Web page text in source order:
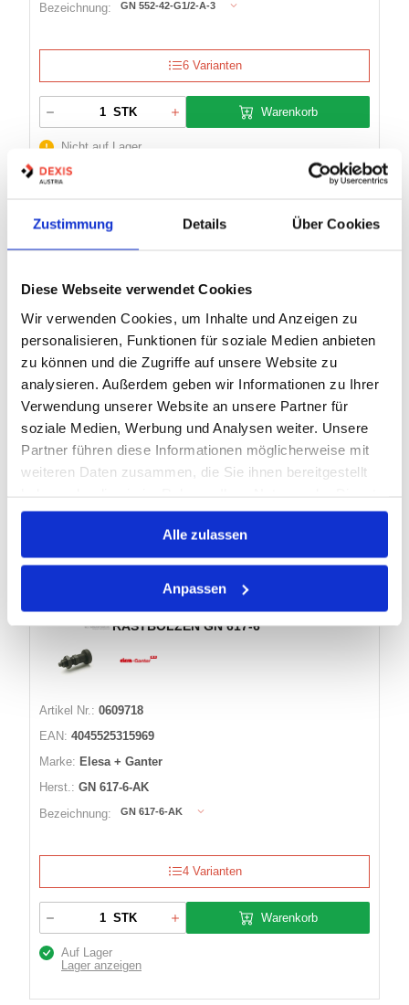
Zustimmung Details Über Cookies
Diese Webseite verwendet Cookies
Wir verwenden Cookies, um Inhalte und Anzeigen zu
personalisieren, Funktionen für soziale Medien anbieten
zu können und die Zugriffe auf unsere Website zu
analysieren. Außerdem geben wir Informationen zu Ihrer
Verwendung unserer Website an unsere Partner für
soziale Medien, Werbung und Analysen weiter. Unsere
Partner führen diese Informationen möglicherweise mit
weiteren Daten zusammen, die Sie ihnen bereitgestellt
gesammelt haben.
Alle zulassen
Anpassen
Bezeichnung: GN 552-42-G1/2-A-3
6 Varianten
STK Warenkorb
Nicht auf Lager
VERSTELLBARER KLEMMHEBEL GN
0609084
EAN: 4045525194380
Marke: Elesa + Ganter
Herst.: GN 300-78-M10-50-GR
Bezeichnung:
GN 300-78-M10-50-GR
4 Varianten
Nicht auf Lager
RASTBOLZEN GN 617-6
Artikel Nr.: 0609718
EAN: 4045525315969
Marke: Elesa + Ganter
Herst.: GN 617-6-AK
Bezeichnung:
GN 617-6-AK
4 Varianten
STK Warenkorb
Auf Lager
Lager anzeigen